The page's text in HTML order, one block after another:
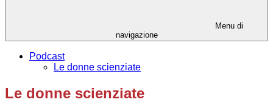
Menu di
navigazione
Podcast
Le donne scienziate
Le donne scienziate